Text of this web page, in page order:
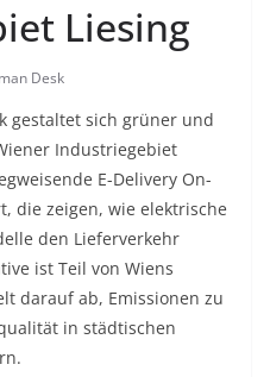
Liesing
Desk
gestaltet sich grüner und
Industriegebiet
E-Delivery On-
die zeigen, wie elektrische
den Lieferverkehr
ist Teil von Wiens
darauf ab, Emissionen zu
in städtischen